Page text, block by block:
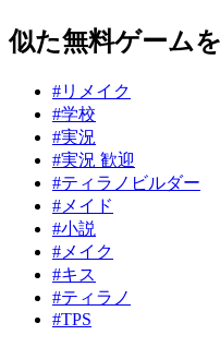
似た無料ゲーム
#リメイク
#学校
#実況
#実況 歓迎
#ティラノビルダー
#メイド
#小説
#メイク
#キス
#ティラノ
#TPS